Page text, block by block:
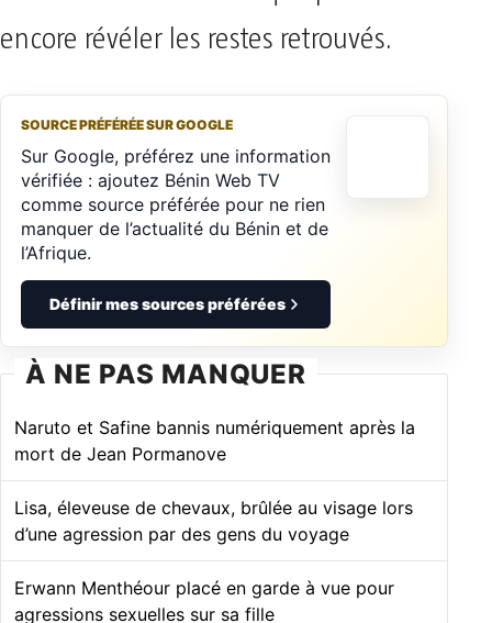
encore révéler les restes retrouvés.
SOURCE PRÉFÉRÉE SUR GOOGLE
Sur Google, préférez une information
vérifiée : ajoutez Bénin Web TV
comme source préférée pour ne rien
manquer de l’actualité du Bénin et de
l’Afrique.
Définir mes sources préférées
À NE PAS MANQUER
Naruto et Safine bannis numériquement après la
mort de Jean Pormanove
Lisa, éleveuse de chevaux, brûlée au visage lors
d’une agression par des gens du voyage
Erwann Menthéour placé en garde à vue pour
agressions sexuelles sur sa fille